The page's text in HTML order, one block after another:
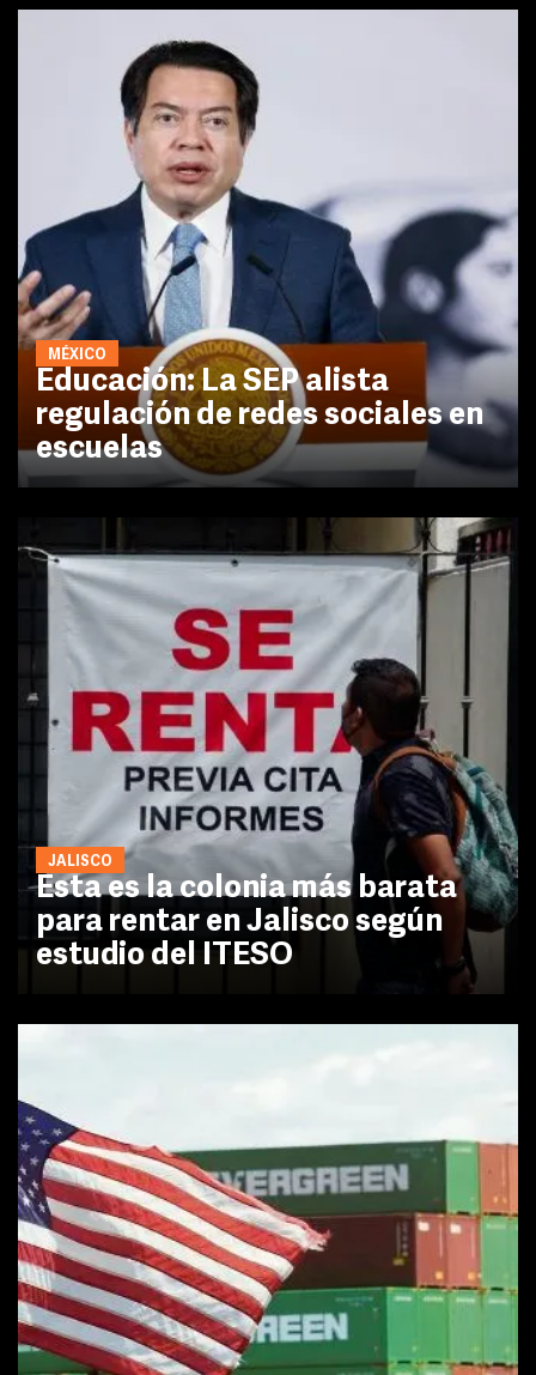
MÉXICO
Educación: La SEP alista
regulación de redes sociales en
escuelas
JALISCO
Esta es la colonia más barata
para rentar en Jalisco según
estudio del ITESO